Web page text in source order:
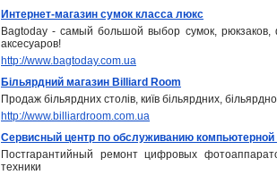
Интернет-магазин сумок класса люкс
Bagtoday - самый большой выбор сумок, рюкзаков,
аксесуаров!
http://www.bagtoday.com.ua
Більярдний магазин Billiard Room
Продаж більярдних столів, київ більярдних,
http://www.billiardroom.com.ua
Сервисный центр по обслуживанию компьютерной
Постгарантийный ремонт цифровых
техники